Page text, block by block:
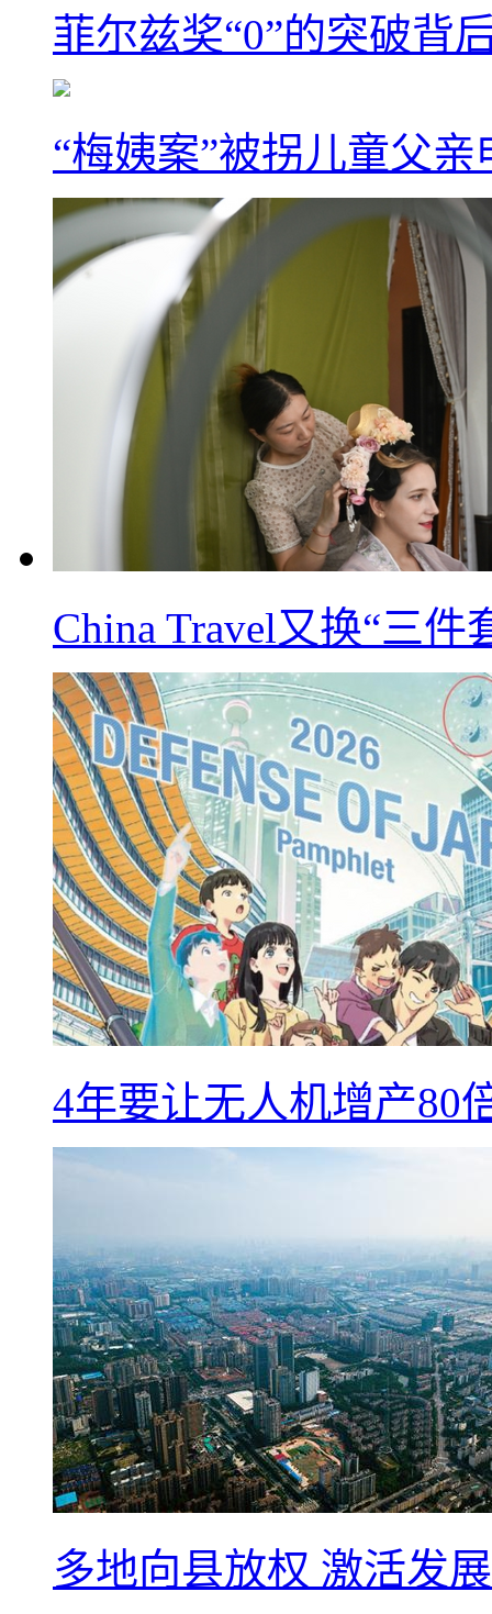
菲尔兹奖“0”的突破背
“梅姨案”被拐儿童父
China Travel又换“三
4年要让无人机增产80
多地向县放权 激活发